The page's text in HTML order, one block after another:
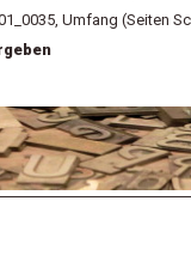
Umfang (Seiten